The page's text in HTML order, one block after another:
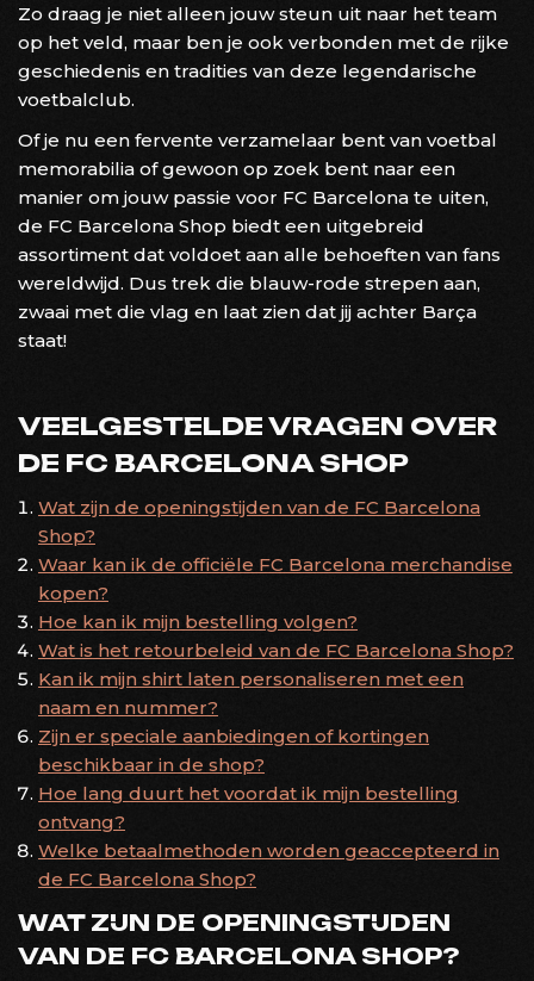
Zo draag je niet alleen jouw steun uit naar het team
op het veld, maar ben je ook verbonden met de rijke
geschiedenis en tradities van deze legendarische
voetbalclub.
Of je nu een fervente verzamelaar bent van voetbal
memorabilia of gewoon op zoek bent naar een
manier om jouw passie voor FC Barcelona te uiten,
de FC Barcelona Shop biedt een uitgebreid
assortiment dat voldoet aan alle behoeften van fans
wereldwijd. Dus trek die blauw-rode strepen aan,
zwaai met die vlag en laat zien dat jij achter Barça
staat!
VEELGESTELDE VRAGEN OVER
DE FC BARCELONA SHOP
Wat zijn de openingstijden van de FC Barcelona
Shop?
Waar kan ik de officiële FC Barcelona merchandise
kopen?
Hoe kan ik mijn bestelling volgen?
Wat is het retourbeleid van de FC Barcelona Shop?
Kan ik mijn shirt laten personaliseren met een
naam en nummer?
Zijn er speciale aanbiedingen of kortingen
beschikbaar in de shop?
Hoe lang duurt het voordat ik mijn bestelling
ontvang?
Welke betaalmethoden worden geaccepteerd in
de FC Barcelona Shop?
WAT ZIJN DE OPENINGSTIJDEN
VAN DE FC BARCELONA SHOP?